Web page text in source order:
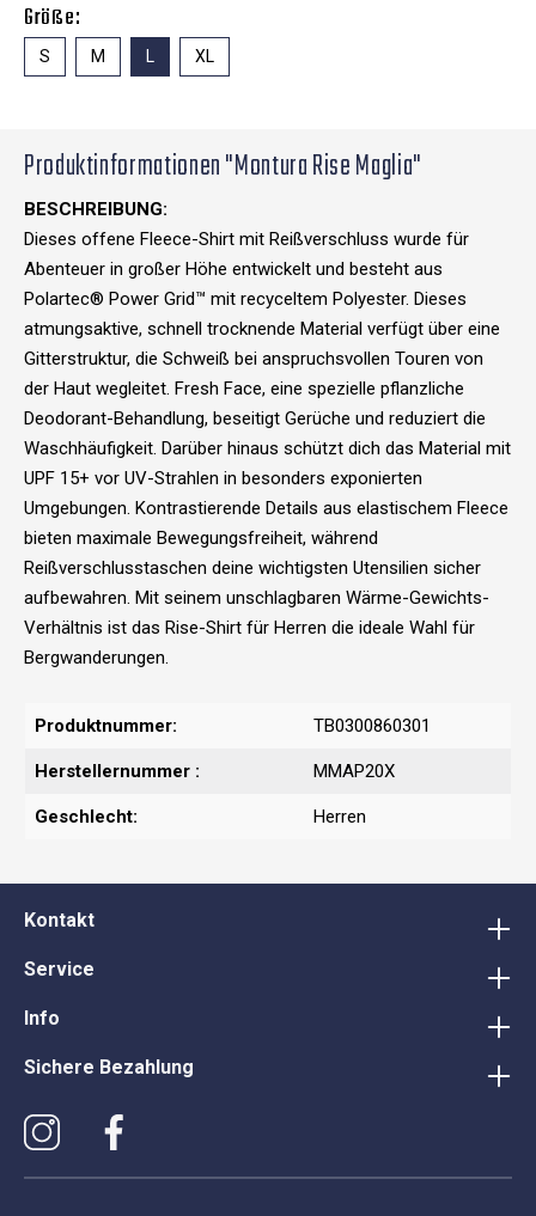
Größe:
S M L XL
Produktinformationen "Montura Rise Maglia"
BESCHREIBUNG:
Dieses offene Fleece-Shirt mit Reißverschluss wurde für
Abenteuer in großer Höhe entwickelt und besteht aus
Polartec® Power Grid™ mit recyceltem Polyester. Dieses
atmungsaktive, schnell trocknende Material verfügt über eine
Gitterstruktur, die Schweiß bei anspruchsvollen Touren von
der Haut wegleitet. Fresh Face, eine spezielle pflanzliche
Deodorant-Behandlung, beseitigt Gerüche und reduziert die
Waschhäufigkeit. Darüber hinaus schützt dich das Material mit
UPF 15+ vor UV-Strahlen in besonders exponierten
Umgebungen. Kontrastierende Details aus elastischem Fleece
bieten maximale Bewegungsfreiheit, während
Reißverschlusstaschen deine wichtigsten Utensilien sicher
aufbewahren. Mit seinem unschlagbaren Wärme-Gewichts-
Verhältnis ist das Rise-Shirt für Herren die ideale Wahl für
Bergwanderungen.
Produktnummer: TB0300860301
Herstellernummer : MMAP20X
Geschlecht: Herren
Kontakt
Service
Info
Sichere Bezahlung